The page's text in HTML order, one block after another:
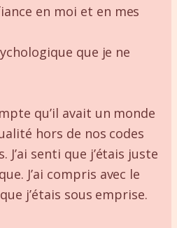
en moi et en mes
que je ne
qu’il avait un monde
hors de nos codes
J’ai senti que j’étais juste
J’ai compris avec le
j’étais sous emprise.